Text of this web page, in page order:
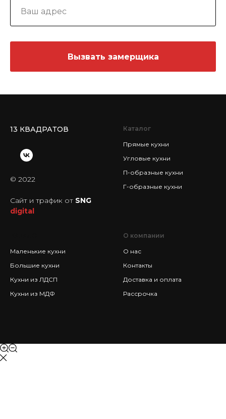
Вызвать замерщика
13 КВАДРАТОВ
© 2022
Сайт и трафик от SNG
digital
Каталог
Прямые кухни
Угловые кухни
П-образные кухни
Г-образные кухни
Маленькие кухни
Большие кухни
Кухни из ЛДСП
Кухни из МДФ
О компании
О нас
Контакты
Доставка и оплата
Рассрочка